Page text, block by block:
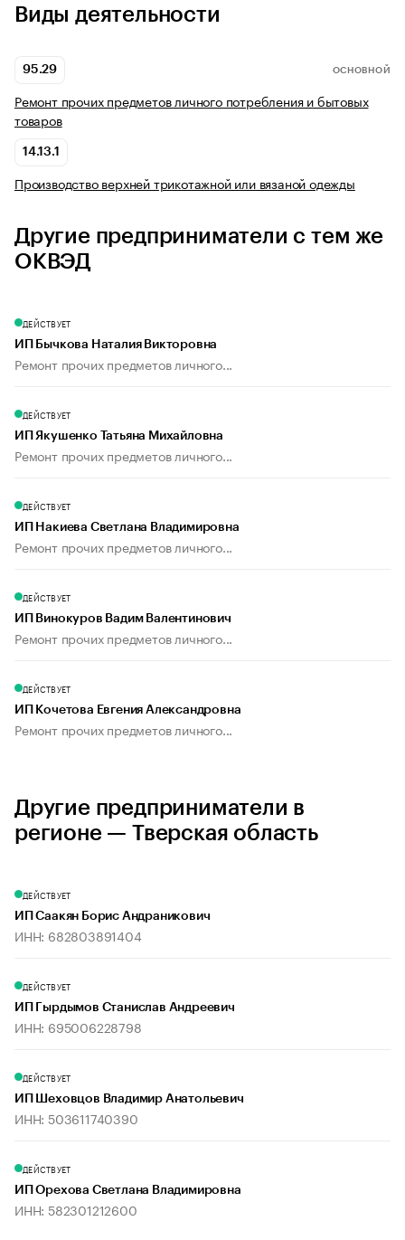
Виды деятельности
95.29 ОСНОВНОЙ
Ремонт прочих предметов личного потребления и бытовых
товаров
14.13.1
Производство верхней трикотажной или вязаной одежды
Другие предприниматели с тем же
ОКВЭД
ДЕЙСТВУЕТ
ИП Бычкова Наталия Викторовна
Ремонт прочих предметов личного...
ДЕЙСТВУЕТ
ИП Якушенко Татьяна Михайловна
Ремонт прочих предметов личного...
ДЕЙСТВУЕТ
ИП Накиева Светлана Владимировна
Ремонт прочих предметов личного...
ДЕЙСТВУЕТ
ИП Винокуров Вадим Валентинович
Ремонт прочих предметов личного...
ДЕЙСТВУЕТ
ИП Кочетова Евгения Александровна
Ремонт прочих предметов личного...
Другие предприниматели в
регионе — Тверская область
ДЕЙСТВУЕТ
ИП Саакян Борис Андраникович
ИНН: 682803891404
ДЕЙСТВУЕТ
ИП Гырдымов Станислав Андреевич
ИНН: 695006228798
ДЕЙСТВУЕТ
ИП Шеховцов Владимир Анатольевич
ИНН: 503611740390
ДЕЙСТВУЕТ
ИП Орехова Светлана Владимировна
ИНН: 582301212600